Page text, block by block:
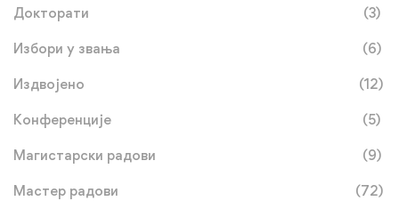
Докторати (3)
Избори у звања (6)
Издвојено (12)
Конференције (5)
Магистарски радови (9)
Мастер радови (72)